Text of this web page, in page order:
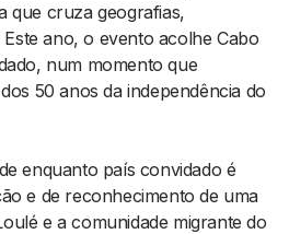
que cruza geografias,
ano, o evento acolhe Cabo
num momento que
50 anos da independência do
enquanto país convidado é
e de reconhecimento de uma
e a comunidade migrante do